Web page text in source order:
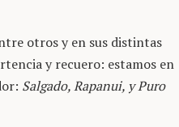
otros y en sus distintas
y recuero: estamos en
Salgado, Rapanui, y Puro